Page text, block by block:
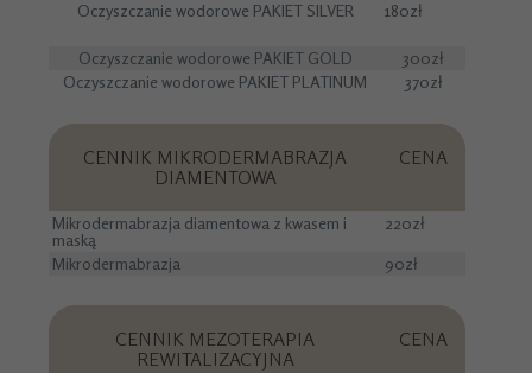
Oczyszczanie wodorowe PAKIET SILVER 180zł
Oczyszczanie wodorowe PAKIET GOLD
300zł
Oczyszczanie wodorowe PAKIET PLATINUM
370zł
CENNIK MIKRODERMABRAZJA
DIAMENTOWA
CENA
Mikrodermabrazja diamentowa z kwasem i
maską
220zł
Mikrodermabrazja
90zł
CENNIK MEZOTERAPIA
REWITALIZACYJNA
CENA